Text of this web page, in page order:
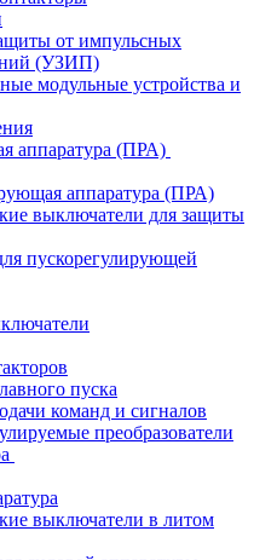
от импульсных
(УЗИП)
модульные устройства и
аппаратура (ПРА)
аппаратура (ПРА)
выключатели для защиты
пускорегулирующей
пуска
команд и сигналов
преобразователи
выключатели в литом